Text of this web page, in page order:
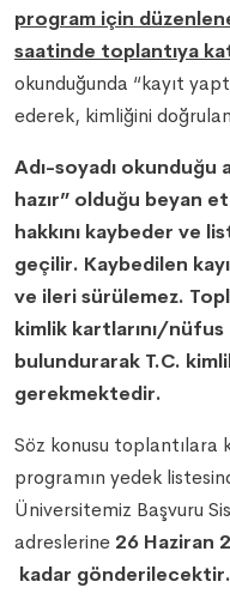
program için
saatinde toplantıya
okunduğunda “kayıt
ederek, kimliğini
Adı-soyadı okunduğu
hazır” olduğu beyan
hakkını kaybeder ve
geçilir. Kaybedilen
ve ileri sürülemez.
kimlik kartlarını/nüfus
bulundurarak T.C.
gerekmektedir.
Söz konusu toplantılara
programın yedek
Üniversitemiz Başvuru
adreslerine 26 Haziran
kadar gönderilecektir.